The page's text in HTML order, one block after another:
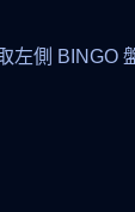
側 BINGO